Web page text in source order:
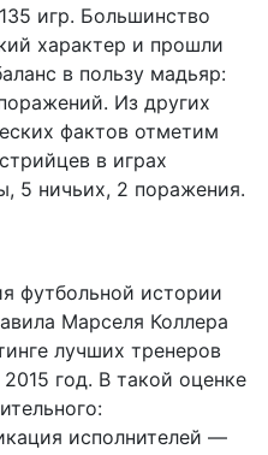
игр. Большинство
характер и прошли
в пользу мадьяр:
Из других
фактов отметим
в играх
5 ничьих, 2 поражения.
футбольной истории
Марселя Коллера
лучших тренеров
год. В такой оценке
исполнителей —